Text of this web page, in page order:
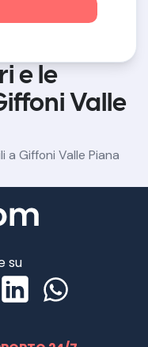
e le
Valle
Giffoni Valle Piana
su